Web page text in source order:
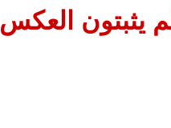
يثبتون العكس